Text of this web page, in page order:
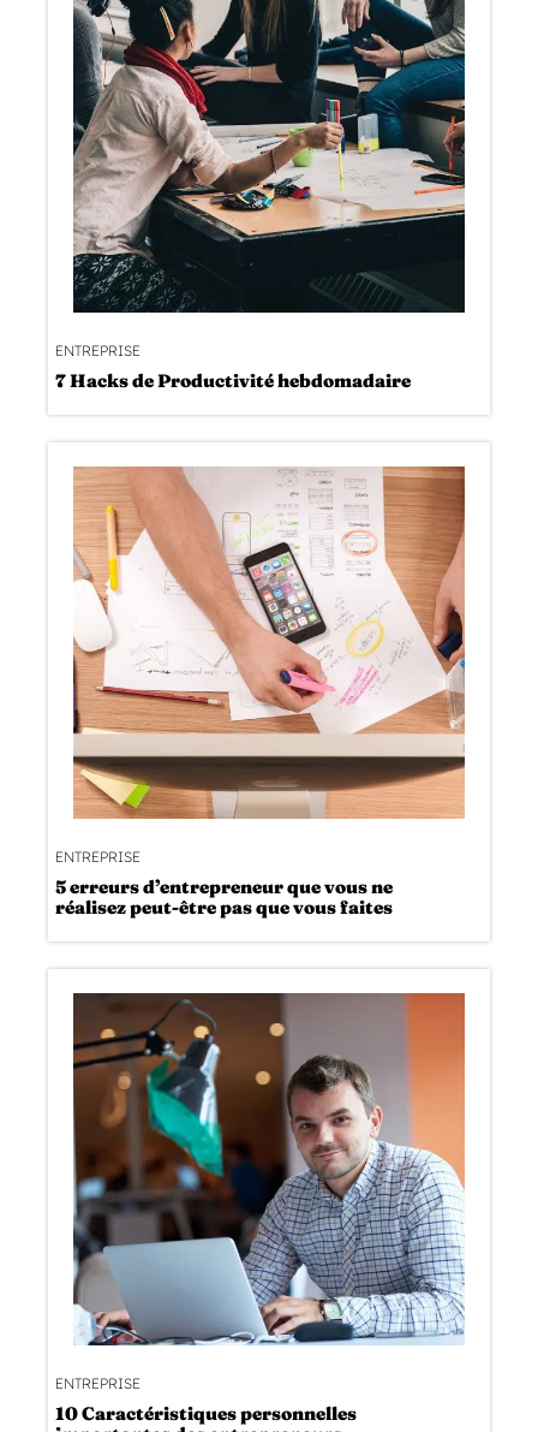
ENTREPRISE
7 Hacks de Productivité hebdomadaire
ENTREPRISE
5 erreurs d’entrepreneur que vous ne
réalisez peut-être pas que vous faites
ENTREPRISE
10 Caractéristiques personnelles